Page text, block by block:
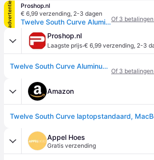
advertentie
Proshop.nl
€ 6,99 verzending, 2-3 dagen
Twelve South Curve Aluminum Laptop Stand - WitOf 3
Proshop.nl
Laagste prijs·€ 6,99 verzending, 2-3
Twelve South Curve Aluminum Laptop Stand - Wit
Of 3
Amazon
Appel Hoes
Gratis verzending